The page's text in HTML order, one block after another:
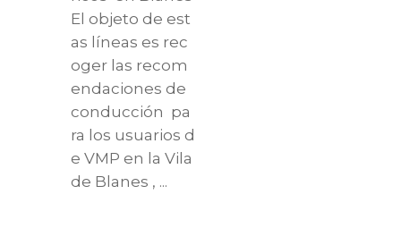
El objeto de est
as líneas es rec
oger las recom
endaciones de
conducción pa
ra los usuarios d
e VMP en la Vila
de Blanes ,